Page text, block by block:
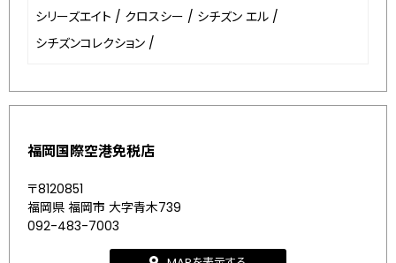
シリーズエイト / クロスシー / シチズン エル /
シチズンコレクション /
福岡国際空港免税店
〒8120851
福岡県 福岡市 大字青木739
092-483-7003